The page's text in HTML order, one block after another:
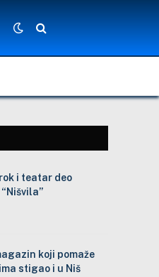
i teatar deo
koji pomaže
stigao i u Niš